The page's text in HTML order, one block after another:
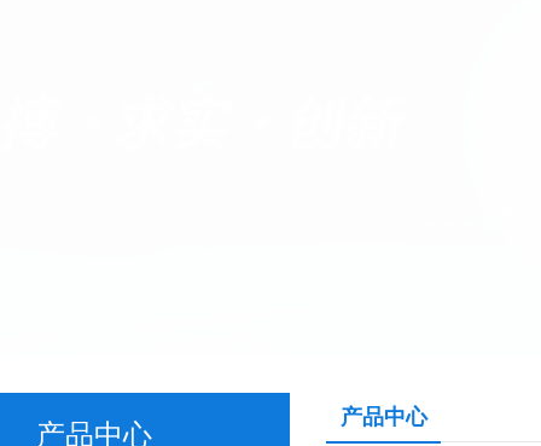
产品中心
产品中心